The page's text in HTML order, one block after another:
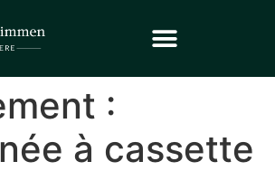
:
à cassette